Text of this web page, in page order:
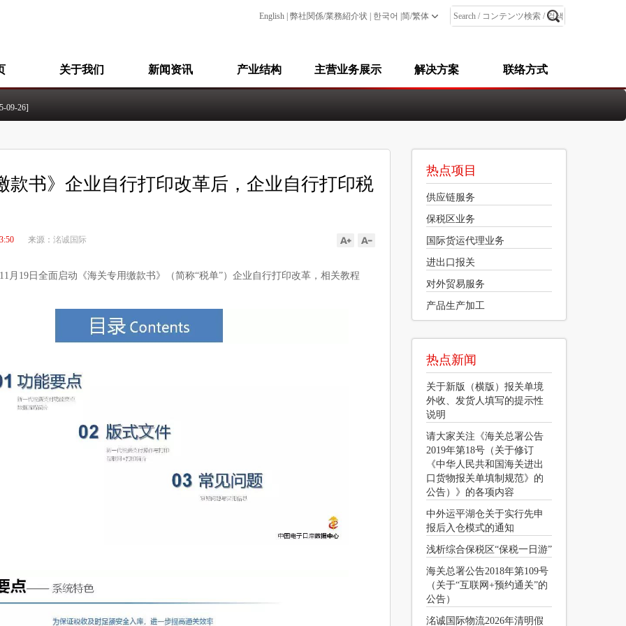
English 弊社関係/業務紹介状 한국어 简/繁体
关于我们 新闻资讯 产业结构 主营业务展示 解决方案 联络方式
26]
23]
款书》企业自行打印改革后，企业自行打印税
来源： 洺诚国际
月19日全面启动《海关专用缴款书》（简称“税单”）企业自行打印改革，相关教程
热点项目
供应链服务
保税区业务
国际货运代理业务
进出口报关
对外贸易服务
产品生产加工
热点新闻
关于新版（横版）报关单境
外收、发货人填写的提示性
说明
请大家关注《海关总署公告
2019年第18号（关于修订
《中华人民共和国海关进出
口货物报关单填制规范》的
公告）》的各项内容
中外运平湖仓关于实行先申
报后入仓模式的通知
浅析综合保税区“保税一日游”
海关总署公告2018年第109号
（关于“互联网+预约通关”的
公告）
洺诚国际物流2026年清明假